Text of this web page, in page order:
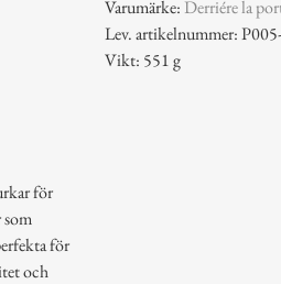
Varumärke: Derriére la
Lev. artikelnummer:
Vikt: 551 g
för
för
och